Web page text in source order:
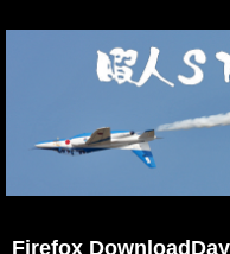
Firefox